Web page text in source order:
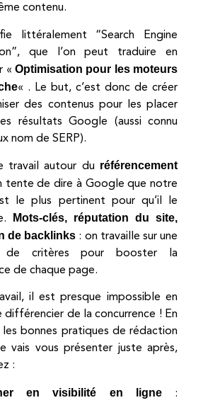
contenu.
littéralement “Search Engine
que l’on peut traduire en
« Optimisation pour les moteurs
« . Le but, c’est donc de créer
des contenus pour les placer
résultats Google (aussi connu
nom de SERP).
travail autour du référencement
tente de dire à Google que notre
le plus pertinent pour qu’il le
Mots-clés, réputation du site,
de backlinks : on travaille sur une
de critères pour booster la
de chaque page.
il est presque impossible en
différencier de la concurrence ! En
bonnes pratiques de rédaction
vais vous présenter juste après,
:
en visibilité en ligne :